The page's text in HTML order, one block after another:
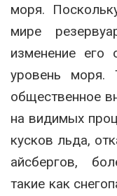
моря.
мире
изменение его
уровень моря.
общественное
на видимых
кусков льда,
айсбергов,
такие как